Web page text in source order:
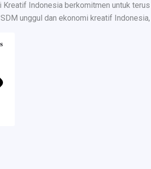
Kreatif Indonesia berkomitmen untuk
unggul dan ekonomi kreatif